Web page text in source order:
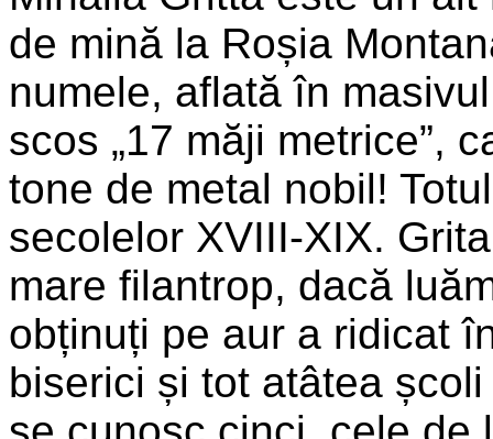
de mină la Roșia
numele, aflată în
scos „17 măji metrice”,
tone de metal nobil!
secolelor XVIII-XIX.
mare filantrop, dacă
obținuți pe aur a ridicat
biserici și tot atâtea